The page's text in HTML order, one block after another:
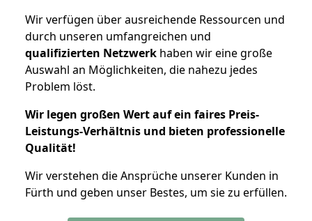
Wir verfügen über ausreichende Ressourcen und
durch unseren umfangreichen und
qualifizierten Netzwerk haben wir eine große
Auswahl an Möglichkeiten, die nahezu jedes
Problem löst.
Wir legen großen Wert auf ein faires Preis-
Leistungs-Verhältnis und bieten professionelle
Qualität!
Wir verstehen die Ansprüche unserer Kunden in
Fürth und geben unser Bestes, um sie zu erfüllen.